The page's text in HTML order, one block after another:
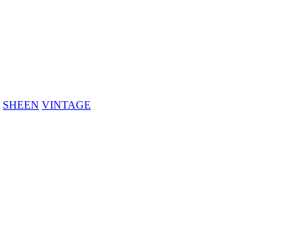
SHEEN VINTAGE